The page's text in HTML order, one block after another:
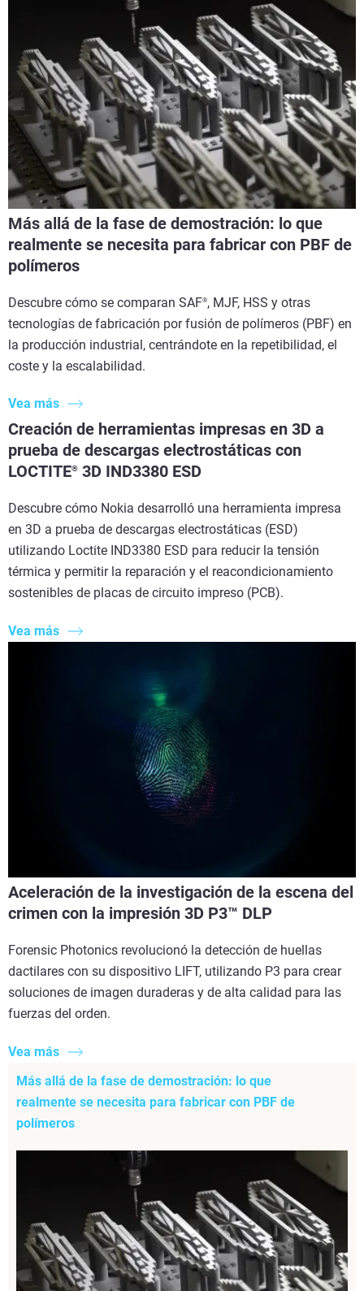
Más allá de la fase de demostración: lo que
realmente se necesita para fabricar con PBF de
polímeros
Descubre cómo se comparan SAF®, MJF, HSS y otras
tecnologías de fabricación por fusión de polímeros (PBF) en
la producción industrial, centrándote en la repetibilidad, el
coste y la escalabilidad.
Vea más
Creación de herramientas impresas en 3D a
prueba de descargas electrostáticas con
LOCTITE® 3D IND3380 ESD
Descubre cómo Nokia desarrolló una herramienta impresa
en 3D a prueba de descargas electrostáticas (ESD)
utilizando Loctite IND3380 ESD para reducir la tensión
térmica y permitir la reparación y el reacondicionamiento
sostenibles de placas de circuito impreso (PCB).
Vea más
Aceleración de la investigación de la escena del
crimen con la impresión 3D P3™ DLP
Forensic Photonics revolucionó la detección de huellas
dactilares con su dispositivo LIFT, utilizando P3 para crear
soluciones de imagen duraderas y de alta calidad para las
fuerzas del orden.
Vea más
Más allá de la fase de demostración: lo que
realmente se necesita para fabricar con PBF de
polímeros